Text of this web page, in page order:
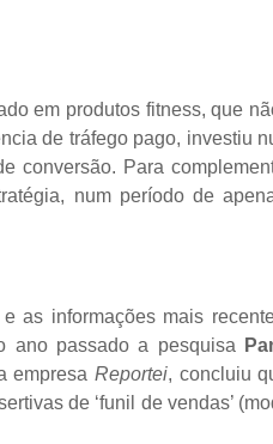
em produtos fitness, que
de tráfego pago, investiu
conversão. Para
num período de
as informações mais
ano passado a pesquisa
empresaReportei, concluiu
de ‘funil de vendas’